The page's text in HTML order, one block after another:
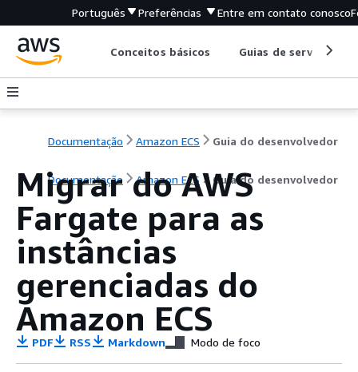
Português Preferências Entre em contato conosco
Conceitos básicos Guias de serviço
Documentação Amazon ECS Guia do desenvolvedor
Documentação Amazon ECS Guia do desenvolvedor
Migrar do AWS
Fargate para as
instâncias
gerenciadas do
Amazon ECS
PDF RSS Markdown Modo de foco